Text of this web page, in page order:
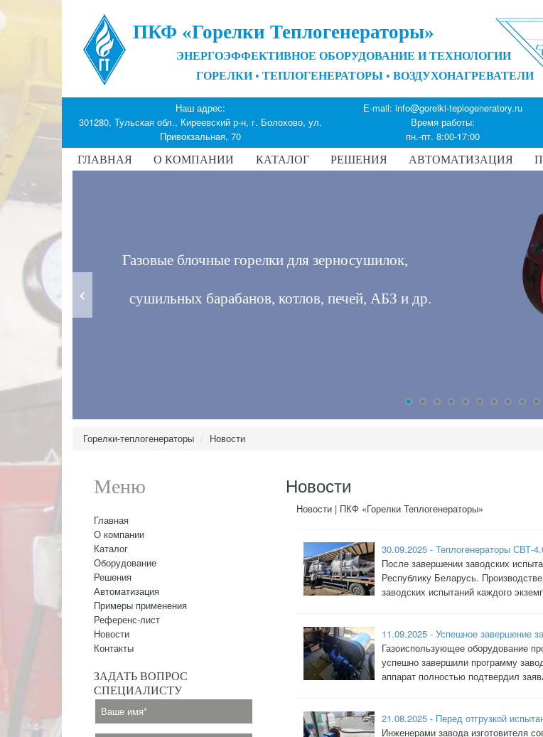
ПКФ «Горелки Теплогенераторы»
ЭНЕРГОЭФФЕКТИВНОЕ ОБОРУДОВАНИЕ И ТЕХНОЛОГИИ
ГОРЕЛКИ • ТЕПЛОГЕНЕРАТОРЫ • ВОЗДУХОНАГРЕВАТЕЛИ
Наш адрес:
301280, Тульская обл., Киреевский р-н, г. Болохово, ул.
Привокзальная, 70
E-mail:info@gorelki-teplogeneratory.ru
Время работы:
пн.-пт. 8:00-17:00
ГЛАВНАЯ О КОМПАНИИ КАТАЛОГ РЕШЕНИЯ АВТОМАТИЗАЦИЯ
Горелки-теплогенераторы Новости
Меню
Главная
О компании
Каталог
Оборудование
Решения
Автоматизация
Примеры применения
Референс-лист
Новости
Контакты
ЗАДАТЬ ВОПРОС
СПЕЦИАЛИСТУ
Новости
Новости | ПКФ «Горелки Теплогенераторы»
30.09.2025 - Теплогенераторы СВТ-
После завершении заводских
Республику Беларусь.
заводских испытаний каждого
11.09.2025 - Успешное завершение
Газоиспользующее оборудование
успешно завершили программу
аппарат полностью подтвердил
21.08.2025 - Перед отгрузкой
Инженерами завода изготовителя